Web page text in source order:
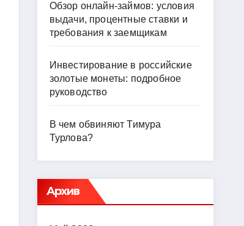
Обзор онлайн-займов: условия
выдачи, процентные ставки и
требования к заемщикам
Инвестирование в российские
золотые монеты: подробное
руководство
В чем обвиняют Тимура
Турлова?
Архив